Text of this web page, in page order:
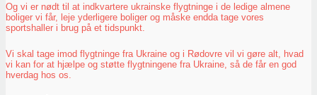
Og vi er nødt til at indkvartere ukrainske flygtninge i de ledige almene
boliger vi får, leje yderligere boliger og måske endda tage vores
sportshaller i brug på et tidspunkt.
Vi skal tage imod flygtninge fra Ukraine og i Rødovre vil vi gøre alt, hvad
vi kan for at hjælpe og støtte flygtningene fra Ukraine, så de får en god
hverdag hos os.